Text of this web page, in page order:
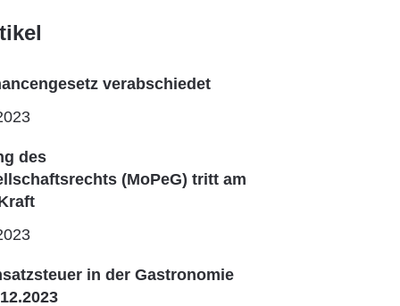
verabschiedet
des
(MoPeG) tritt am
in der Gastronomie